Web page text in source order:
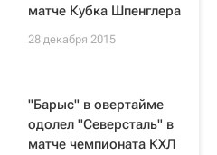
матче Кубка Шпенглера
28 декабря 2015
"Барыс" в овертайме
одолел "Северсталь" в
матче чемпионата КХЛ